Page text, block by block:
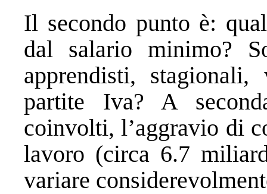
Il secondo punto è:
dal salario minimo?
apprendisti,
partite Iva? A
coinvolti, l’aggravio di
lavoro (circa 6.7
variare